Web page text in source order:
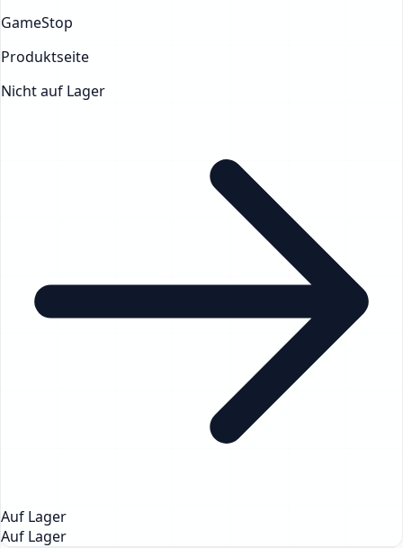
GameStop
Produktseite
Nicht auf Lager
Auf Lager
Auf Lager